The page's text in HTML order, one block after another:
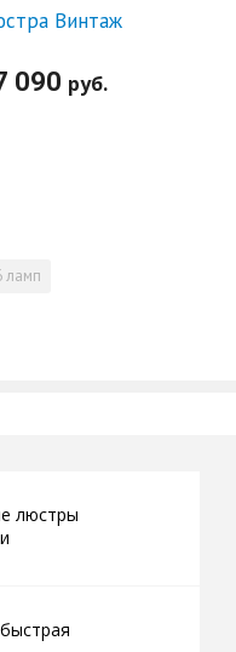
Винтаж
090 руб.
ламп
люстры